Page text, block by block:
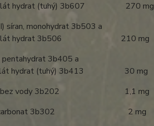
hydrat (tuhý) 3b607 270 mg
síran, monohydrat 3b503 a
chelát hydrat 3b506 210 mg
pentahydrat 3b405 a
hydrat (tuhý) 3b413 30 mg
bez vody 3b202 1,1 mg
3b302 2 mg